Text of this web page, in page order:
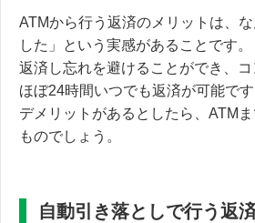
ATMから行う返済のメリットは、
した」という実感があること です。
返済し忘れを避けることができ、
ほぼ24時間いつでも返済が可能です
デメリットがあるとしたら、ATM
ものでしょう。
自動引き落としで行う返